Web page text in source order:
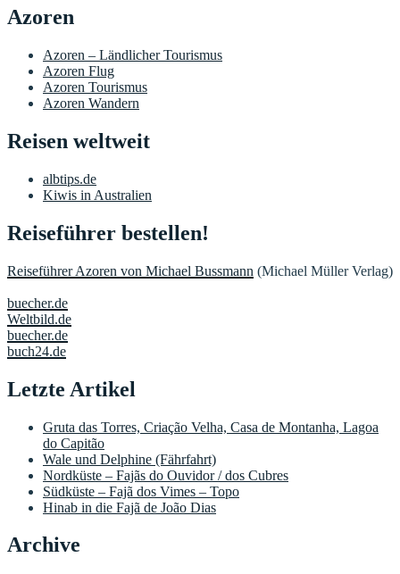
Azoren
Azoren – Ländlicher Tourismus
Azoren Flug
Azoren Tourismus
Azoren Wandern
Reisen weltweit
albtips.de
Kiwis in Australien
Reiseführer bestellen!
Reiseführer Azoren von Michael Bussmann (Michael Müller Verlag)
buecher.de
Weltbild.de
buecher.de
buch24.de
Letzte Artikel
Gruta das Torres, Criação Velha, Casa de Montanha, Lagoa
do Capitão
Wale und Delphine (Fährfahrt)
Nordküste – Fajãs do Ouvidor / dos Cubres
Südküste – Fajã dos Vimes – Topo
Hinab in die Fajã de João Dias
Archive